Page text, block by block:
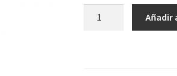
Añadir